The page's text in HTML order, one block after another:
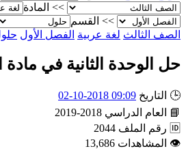
>> المادة
>> القسم
الثالث لغة عربية الفصل الأول حلول
الوحدة الثانية في مادة
التاريخ 09:09 2018-10-02
العام الدراسي 2018-2019
رقم الملف 2044
المشاهدات 13,686